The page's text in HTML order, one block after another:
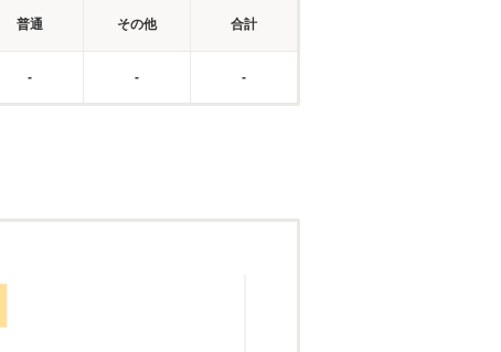
普通 その他 合計
- - -